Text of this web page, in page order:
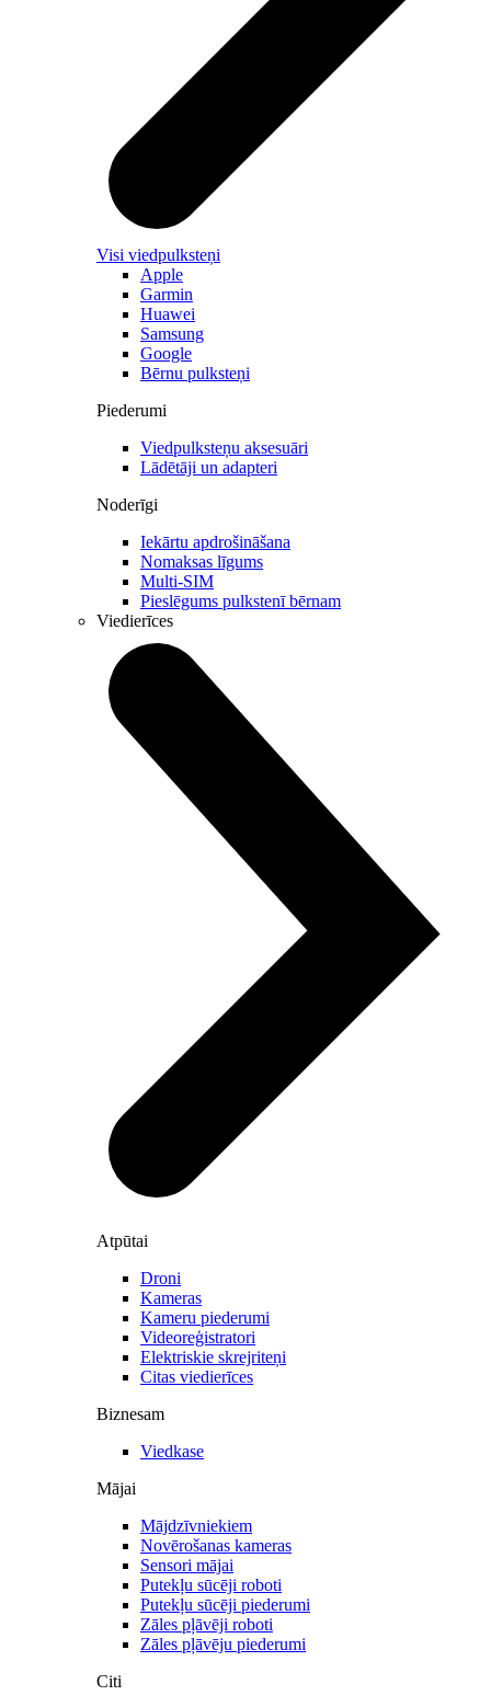
Visi viedpulksteņi
Apple
Garmin
Huawei
Samsung
Google
Bērnu pulksteņi
Piederumi
Viedpulksteņu aksesuāri
Lādētāji un adapteri
Noderīgi
Iekārtu apdrošināšana
Nomaksas līgums
Multi-SIM
Pieslēgums pulkstenī bērnam
Viedierīces
Atpūtai
Droni
Kameras
Kameru piederumi
Videoreģistratori
Elektriskie skrejriteņi
Citas viedierīces
Biznesam
Viedkase
Mājai
Mājdzīvniekiem
Novērošanas kameras
Sensori mājai
Putekļu sūcēji roboti
Putekļu sūcēji piederumi
Zāles pļāvēji roboti
Zāles pļāvēju piederumi
Citi